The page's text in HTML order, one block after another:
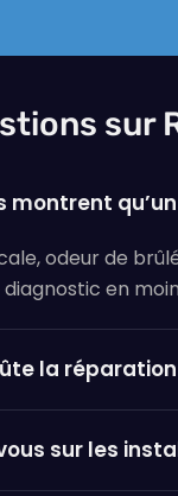
sur
montrent
odeur de
en
la
sur les